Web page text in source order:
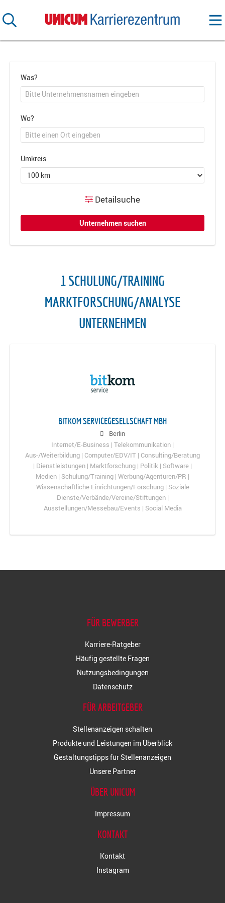
Was?
Wo?
Umkreis
Detailsuche
1 SCHULUNG/TRAINING
MARKTFORSCHUNG/ANALYSE
UNTERNEHMEN
BITKOM SERVICEGESELLSCHAFT MBH
Berlin
Internet/E-Business | Telekommunikation |
Aus-/Weiterbildung | Computer/EDV/IT | Consulting/Beratung
| Dienstleistungen | Marktforschung | Politik | Software |
Medien | Schulung/Training | Werbung/Agenturen/PR |
Wissenschaftliche Einrichtungen/Forschung | Soziale
Dienste/Verbände/Vereine/Stiftungen |
Ausstellungen/Messebau/Events | Social Media
FÜR BEWERBER
Karriere-Ratgeber
Häufig gestellte Fragen
Nutzungsbedingungen
Datenschutz
FÜR ARBEITGEBER
Stellenanzeigen schalten
Produkte und Leistungen im Überblick
Gestaltungstipps für Stellenanzeigen
Unsere Partner
ÜBER UNICUM
Impressum
KONTAKT
Kontakt
Instagram